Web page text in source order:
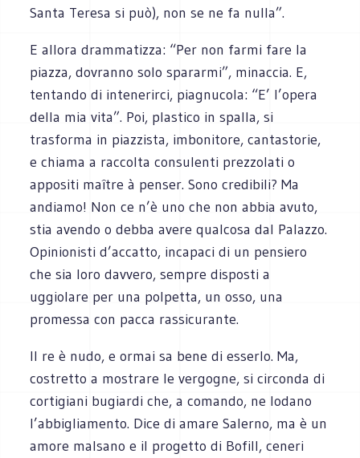
Santa Teresa si può), non se ne fa nulla”.
E allora drammatizza: “Per non farmi fare la
piazza, dovranno solo spararmi”, minaccia. E,
tentando di intenerirci, piagnucola: “E’ l’opera
della mia vita”. Poi, plastico in spalla, si
trasforma in piazzista, imbonitore, cantastorie,
e chiama a raccolta consulenti prezzolati o
appositi maître à penser. Sono credibili? Ma
andiamo! Non ce n’è uno che non abbia avuto,
stia avendo o debba avere qualcosa dal Palazzo.
Opinionisti d’accatto, incapaci di un pensiero
che sia loro davvero, sempre disposti a
uggiolare per una polpetta, un osso, una
promessa con pacca rassicurante.
Il re è nudo, e ormai sa bene di esserlo. Ma,
costretto a mostrare le vergogne, si circonda di
cortigiani bugiardi che, a comando, ne lodano
l’abbigliamento. Dice di amare Salerno, ma è un
amore malsano e il progetto di Bofill, ceneri